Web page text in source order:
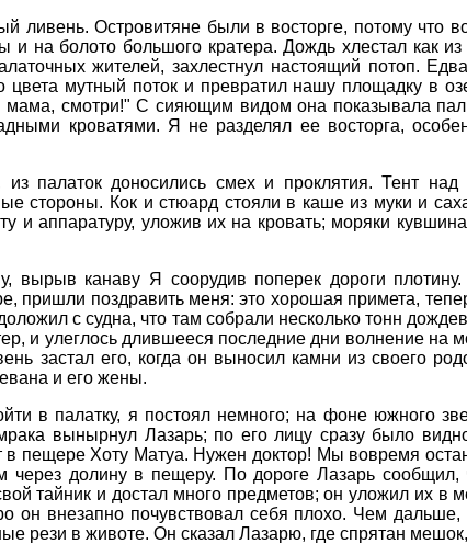
ливень. Островитяне были в восторге, потому что
на болото большого кратера. Дождь хлестал как
жителей, захлестнул настоящий потоп.
мутный поток и превратил нашу площадку в
смотри!" С сияющим видом она показывала
кроватями. Я не разделял ее восторга,
палаток доносились смех и проклятия. Тент
стороны. Кок и стюард стояли в каше из муки и
и аппаратуру, уложив их на кровать; моряки
вырыв канаву Я соорудив поперек дороги
пришли поздравить меня: это хорошая примета,
с судна, что там собрали несколько тонн
и улеглось длившееся последние дни волнение на
застал его, когда он выносил камни из своего
и его жены.
в палатку, я постоял немного; на фоне южного
вынырнул Лазарь; по его лицу сразу было
в пещере Хоту Матуа. Нужен доктор! Мы вовремя
долину в пещеру. По дороге Лазарь сообщил,
тайник и достал много предметов; он уложил их
он внезапно почувствовал себя плохо. Чем
рези в животе. Он сказал Лазарю, где спрятан